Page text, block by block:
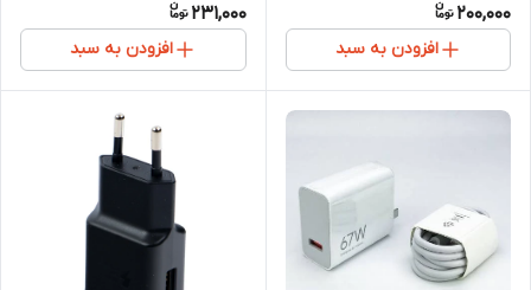
200,000
افزودن به سبد
231,000
افزودن به سبد